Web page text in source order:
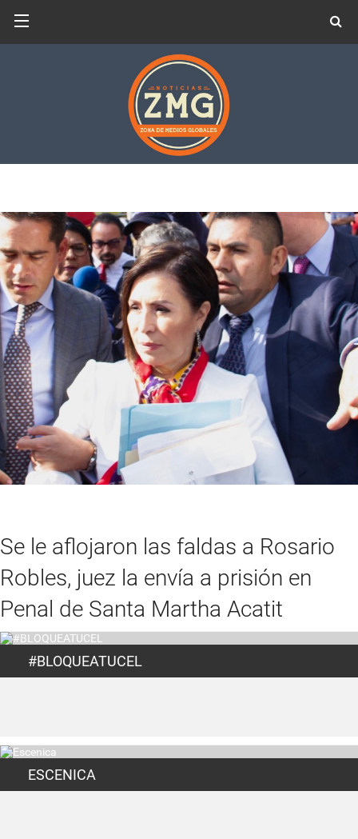
Se le aflojaron las faldas a Rosario
Robles, juez la envía a prisión en
Penal de Santa Martha Acatit
#BLOQUEATUCEL
ESCENICA